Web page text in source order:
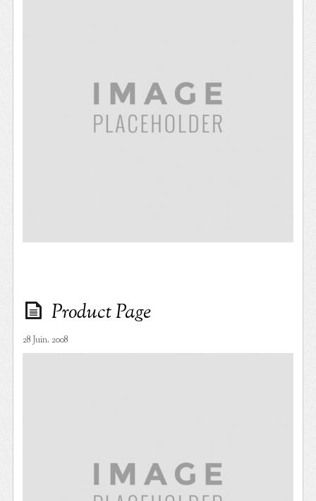
Product Page
28 Juin. 2008